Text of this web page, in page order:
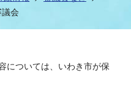
議会
については、いわき市が保